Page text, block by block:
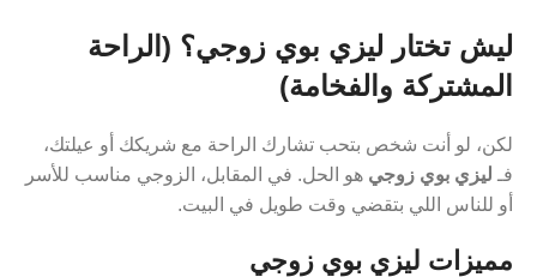
ليش تختار ليزي بوي زوجي؟ (الراحة
المشتركة والفخامة)
لكن، لو أنت شخص بتحب تشارك الراحة مع شريكك أو عيلتك،
فـ ليزي بوي زوجي هو الحل. في المقابل، الزوجي مناسب للأسر
أو للناس اللي بتقضي وقت طويل في البيت.
مميزات ليزي بوي زوجي